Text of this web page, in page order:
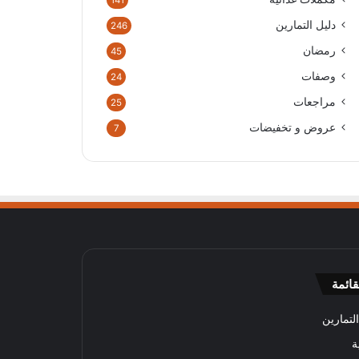
دليل التمارين 246
رمضان 45
وصفات 24
مراجعات 25
عروض و تخفيضات 7